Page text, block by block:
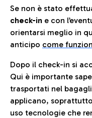
Se non è stato
check-in e con
orientarsi meglio in
anticipo come
Dopo il check-in si
Qui è importante
trasportati nel
applicano,
uso tecnologie che